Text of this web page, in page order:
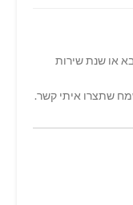
או שנת שירות
שתצרו איתי קשר.